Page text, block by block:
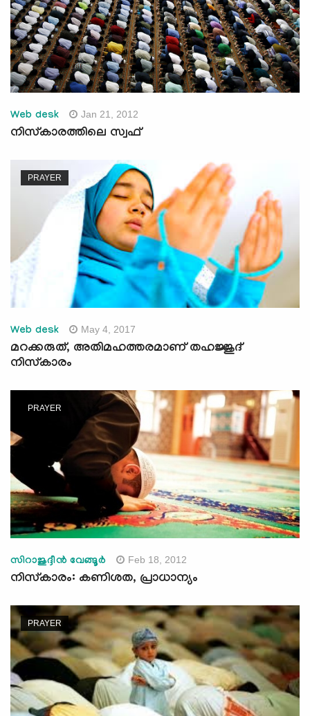
Web desk Jan 21, 2012
നിസ്കാരത്തിലെ സ്വഫ്‌
PRAYER
Web desk May 4, 2017
മറക്കരുത്, അതിമഹത്തരമാണ് തഹജ്ജുദ്
നിസ്‌കാരം
PRAYER
സിറാജുദ്ദീന്‍ വേങ്ങൂര്‍ Feb 18, 2012
നിസ്‌കാരം: കണിശത, പ്രാധാന്യം
PRAYER